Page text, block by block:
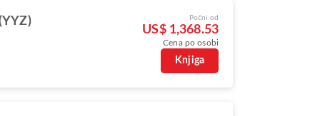
Počni od
US$ 1,368.53
Cena po osobi
Knjiga